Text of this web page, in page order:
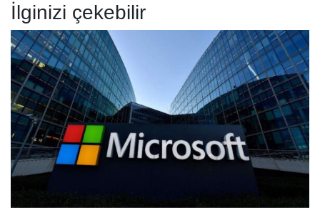
İlginizi çekebilir